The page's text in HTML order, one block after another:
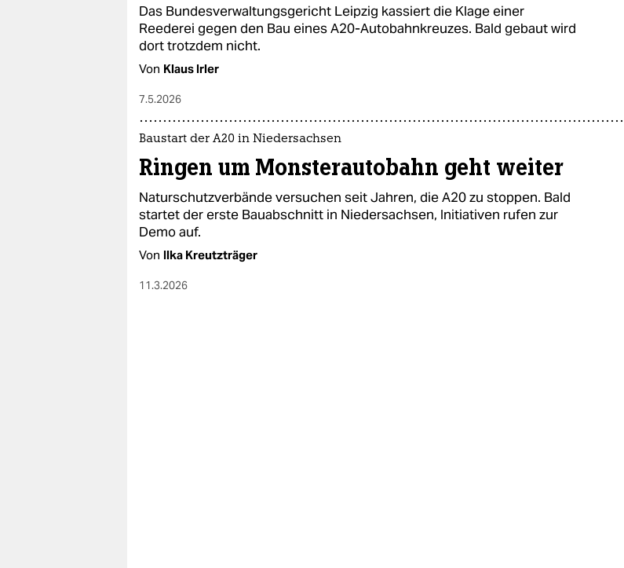
epaper login
Das Bundesverwaltungsgericht Leipzig kassiert die Klage einer
Reederei gegen den Bau eines A20-Autobahnkreuzes. Bald gebaut wird
dort trotzdem nicht.
Von Klaus Irler
7.5.2026
Baustart der A20 in Niedersachsen
Ringen um Monsterautobahn geht weiter
Naturschutzverbände versuchen seit Jahren, die A20 zu stoppen. Bald
startet der erste Bauabschnitt in Niedersachsen, Initiativen rufen zur
Demo auf.
Von Ilka Kreutzträger
11.3.2026